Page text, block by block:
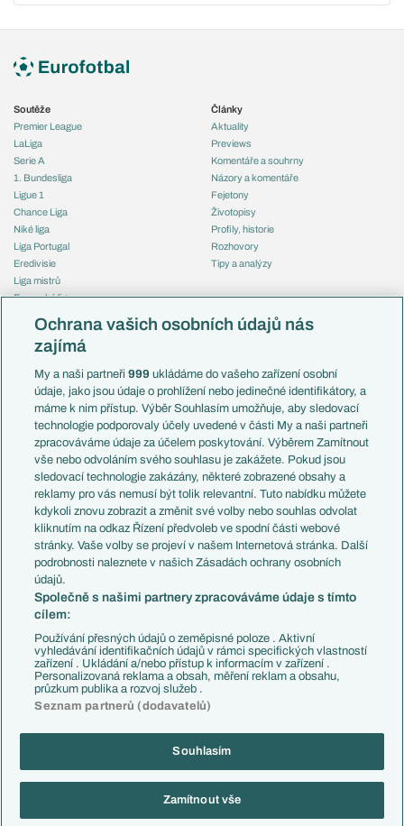
Soutěže
Premier League
LaLiga
Serie A
1. Bundesliga
Ligue 1
Chance Liga
Niké liga
Liga Portugal
Eredivisie
Liga mistrů
Evropská liga
Mistrovství světa
Liga národů
Témata
Představení týmů MS
EuroSkauting
PL v kostce
Evropské koeficienty
Přestupy
Přestupové spekulace
Zranění
Kluby
Arsenal FC
Chelsea FC
Manchester United
AC Milán
Juventus FC
Bayern Mnichov
FC Barcelona
Real Madrid
Články
Aktuality
Previews
Komentáře a souhrny
Názory a komentáře
Fejetony
Životopisy
Profily, historie
Rozhovory
Tipy a analýzy
Česko
Francie
Itálie
Německo
Španělsko
Argentina
Brazílie
Přestupy
Zápasy
Livescore
Tipovací soutěž
Copyright © 2001-2026 EuroFotbal.cz. Využíváme zpravodajství ČTK.
Informace o zpracování osobních údajů
Ochrana vašich osobních údajů nás
zajímá
My a naši partneři999 ukládáme do vašeho zařízení osobní
údaje, jako jsou údaje o prohlížení nebo jedinečné identifikátory, a
máme k nim přístup. Výběr Souhlasím umožňuje, aby sledovací
technologie podporovaly účely uvedené v části My a naši partneři
zpracováváme údaje za účelem poskytování. Výběrem Zamítnout
vše nebo odvoláním svého souhlasu je zakážete. Pokud jsou
sledovací technologie zakázány, některé zobrazené obsahy a
reklamy pro vás nemusí být tolik relevantní. Tuto nabídku můžete
kdykoli znovu zobrazit a změnit své volby nebo souhlas odvolat
kliknutím na odkaz Řízení předvoleb ve spodní části webové
stránky. Vaše volby se projeví v našem Internetová stránka. Další
podrobnosti naleznete v našich Zásadách ochrany osobních
údajů.
Společně s našimi partnery zpracováváme údaje s tímto
cílem:
Používání přesných údajů o zeměpisné poloze . Aktivní
vyhledávání identifikačních údajů v rámci specifických vlastností
zařízení . Ukládání a/nebo přístup k informacím v zařízení .
Personalizovaná reklama a obsah, měření reklam a obsahu,
průzkum publika a rozvoj služeb .
Seznam partnerů (dodavatelů)
Souhlasím
Zamítnout vše